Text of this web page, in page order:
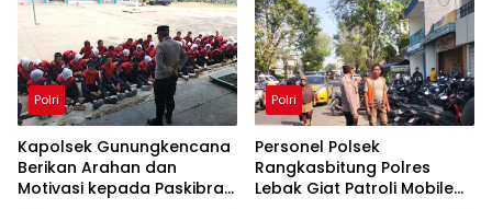
Polri
‎Kapolsek Gunungkencana
Berikan Arahan dan
Motivasi kepada Paskibra
Polri
Personel Polsek
Rangkasbitung Polres
Lebak Giat Patroli Mobile